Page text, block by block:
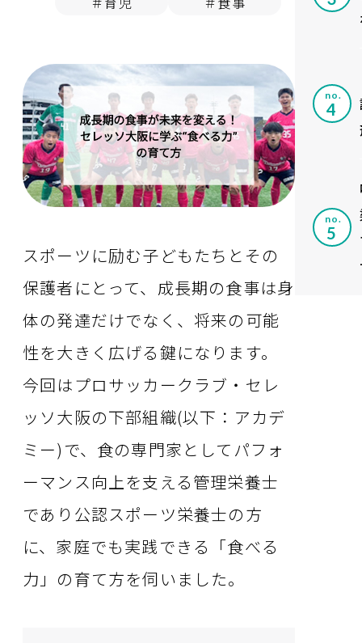
スポーツに励む子どもたちとその
保護者にとって、成長期の食事は身
体の発達だけでなく、将来の可能
性を大きく広げる鍵になります。
今回はプロサッカークラブ・セレ
ッソ大阪の下部組織(以下：アカデ
ミー)で、食の専門家としてパフォ
ーマンス向上を支える管理栄養士
であり公認スポーツ栄養士の方
に、家庭でも実践できる「食べる
力」の育て方を伺いました。
no.
no.